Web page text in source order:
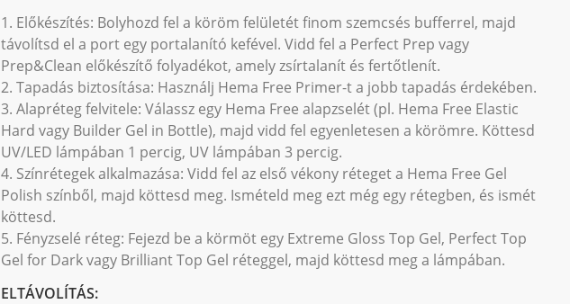
1. Előkészítés: Bolyhozd fel a köröm felületét finom szemcsés bufferrel, majd
távolítsd el a port egy portalanító kefével. Vidd fel a Perfect Prep vagy
Prep&Clean előkészítő folyadékot, amely zsírtalanít és fertőtlenít.
2. Tapadás biztosítása: Használj Hema Free Primer-t a jobb tapadás érdekében.
3. Alapréteg felvitele: Válassz egy Hema Free alapzselét (pl. Hema Free Elastic
Hard vagy Builder Gel in Bottle), majd vidd fel egyenletesen a körömre. Köttesd
UV/LED lámpában 1 percig, UV lámpában 3 percig.
4. Színrétegek alkalmazása: Vidd fel az első vékony réteget a Hema Free Gel
Polish színből, majd köttesd meg. Ismételd meg ezt még egy rétegben, és ismét
köttesd.
5. Fényzselé réteg: Fejezd be a körmöt egy Extreme Gloss Top Gel, Perfect Top
Gel for Dark vagy Brilliant Top Gel réteggel, majd köttesd meg a lámpában.
ELTÁVOLÍTÁS: